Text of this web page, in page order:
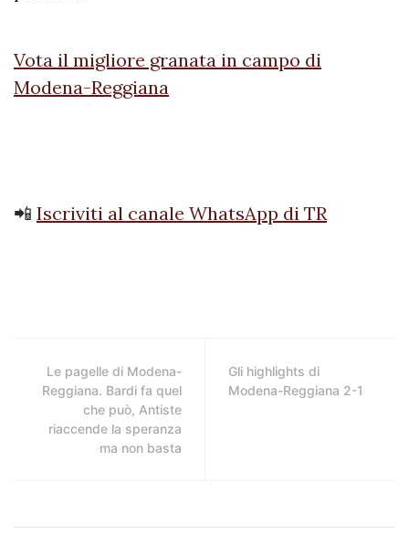
Vota il migliore granata in campo di
Modena-Reggiana
📲 Iscriviti al canale WhatsApp di TR
Le pagelle di Modena-
Reggiana. Bardi fa quel
che può, Antiste
riaccende la speranza
ma non basta
Gli highlights di
Modena-Reggiana 2-1